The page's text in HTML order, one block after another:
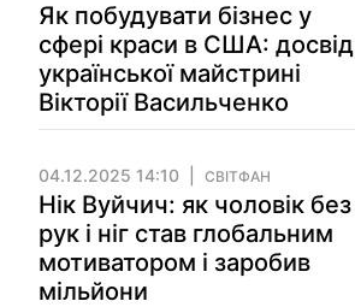
Як побудувати бізнес у
сфері краси в США: досвід
української майстрині
Вікторії Васильченко
04.12.2025 14:10 СВІТФАН
Нік Вуйчич: як чоловік без
рук і ніг став глобальним
мотиватором і заробив
мільйони